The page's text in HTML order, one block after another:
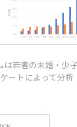
は若者の未婚・少
ートによって分析